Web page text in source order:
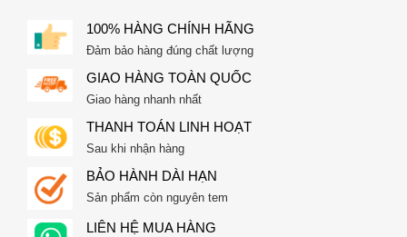
100% HÀNG CHÍNH HÃNG
Đảm bảo hàng đúng chất lượng
GIAO HÀNG TOÀN QUỐC
Giao hàng nhanh nhất
THANH TOÁN LINH HOẠT
Sau khi nhận hàng
BẢO HÀNH DÀI HẠN
Sản phẩm còn nguyên tem
LIÊN HỆ MUA HÀNG